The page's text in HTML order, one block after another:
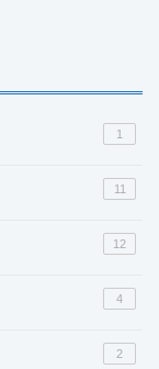
1
11
12
4
2